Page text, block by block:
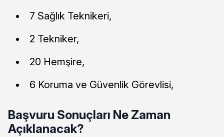
7 Sağlık Teknikeri,
2 Tekniker,
20 Hemşire,
6 Koruma ve Güvenlik Görevlisi,
Başvuru Sonuçları Ne Zaman
Açıklanacak?